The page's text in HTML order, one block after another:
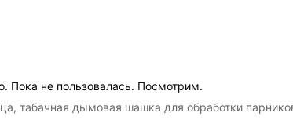
Пока не пользовалась. Посмотрим.
табачная дымовая шашка для обработки